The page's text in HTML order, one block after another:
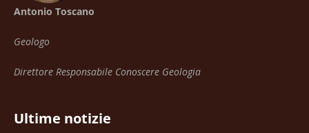
Antonio Toscano
Geologo
Direttore Responsabile Conoscere Geologia
Ultime notizie